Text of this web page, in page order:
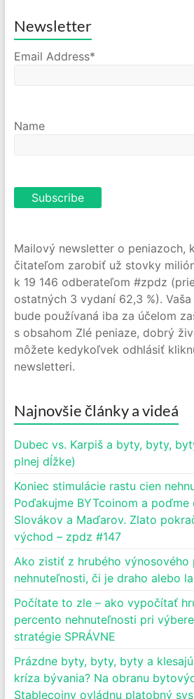
Newsletter
Email Address*
Name
Mailový newsletter o peniazoch,
čitateľom zarobiť už stovky
k 19 146 odberateľom #zpdz
ostatných 3 vydaní 62,3 %).
bude používaná iba za účelom
s obsahom Zlé peniaze, dobrý
môžete kedykoľvek odhlásiť
newsletteri.
Najnovšie články a videá
Dubec vs. Karpiš a byty, byty,
plnej dĺžke)
Koniec stimulácie rastu cien
Poďakujme BYTcoinom a
Slovákov a Maďarov. Zlato
východ – zpdz #147
Ako zistiť z hrubého výnosového
nehnuteľnosti, či je draho alebo
Počítate to zle – ako vypočítať
percento nehnuteľnosti pri
stratégie SPRÁVNE
Prázdne byty, byty, byty a
kríza bývania? Na obranu
Stablecoiny ovládnu platobný